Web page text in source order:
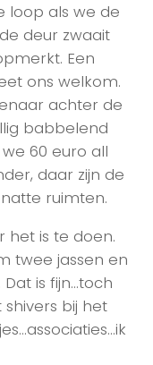
loop als we de
deur zwaait
Een
ons welkom.
achter de
babbelend
60 euro all
daar zijn de
ruimten.
het is te doen.
twee jassen en
is fijn…toch
bij het